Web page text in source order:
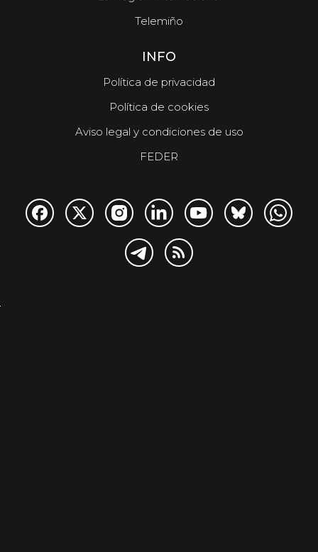
Telemiño
INFO
Política de privacidad
Política de cookies
Aviso legal y condiciones de uso
FEDER